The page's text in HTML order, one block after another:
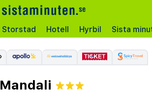
Storstad Hotell Hyrbil Sista
Mandali